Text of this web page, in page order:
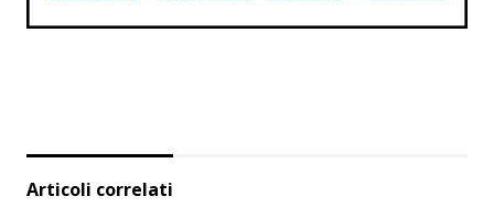
Articoli correlati